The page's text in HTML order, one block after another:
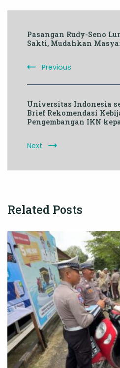
Navigation
Pasangan Rudy-Seno
Sakti, Mudahkan
Previous
Universitas Indonesia
Brief Rekomendasi
Pengembangan IKN
Next
Related Posts